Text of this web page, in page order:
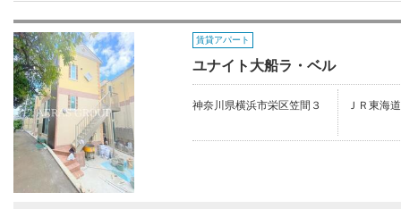
賃貸アパート
ユナイト大船ラ・ベル
神奈川県横浜市栄区笠間３ ＪＲ東海